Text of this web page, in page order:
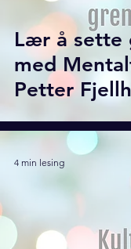
Lær å sette
med
Petter
4 min lesing